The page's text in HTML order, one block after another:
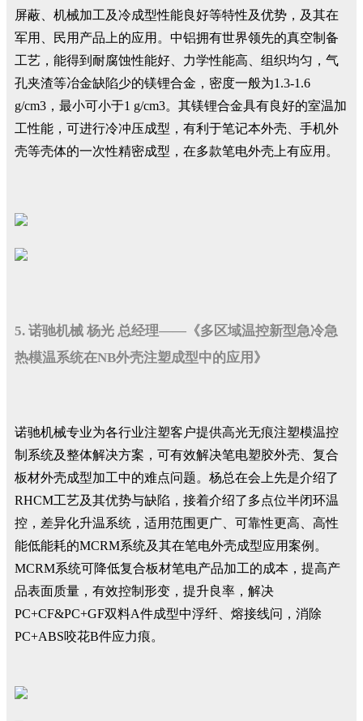
屏蔽、机械加工及冷成型性能良好等特性及优势，及其在
军用、民用产品上的应用。中铝拥有世界领先的真空制备
工艺，能得到耐腐蚀性能好、力学性能高、组织均匀，气
孔夹渣等冶金缺陷少的镁锂合金，密度一般为1.3-1.6
g/cm3，最小可小于1 g/cm3。其镁锂合金具有良好的室温加
工性能，可进行冷冲压成型，有利于笔记本外壳、手机外
壳等壳体的一次性精密成型，在多款笔电外壳上有应用。
5. 诺驰机械 杨光 总经理——《多区域温控新型急冷急
热模温系统在NB外壳注塑成型中的应用》
诺驰机械专业为各行业注塑客户提供高光无痕注塑模温控
制系统及整体解决方案，可有效解决笔电塑胶外壳、复合
板材外壳成型加工中的难点问题。杨总在会上先是介绍了
RHCM工艺及其优势与缺陷，接着介绍了多点位半闭环温
控，差异化升温系统，适用范围更广、可靠性更高、高性
能低能耗的MCRM系统及其在笔电外壳成型应用案例。
MCRM系统可降低复合板材笔电产品加工的成本，提高产
品表面质量，有效控制形变，提升良率，解决
PC+CF&PC+GF双料A件成型中浮纤、熔接线问，消除
PC+ABS咬花B件应力痕。